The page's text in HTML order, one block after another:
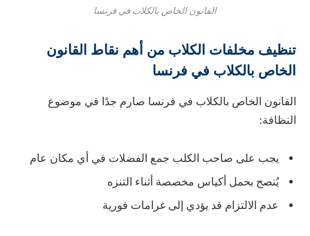
القانون الخاص بالكلاب في فرنسا
تنظيف مخلفات الكلاب من أهم نقاط القانون
الخاص بالكلاب في فرنسا
القانون الخاص بالكلاب في فرنسا صارم جدًا في موضوع
النظافة:
يجب على صاحب الكلب جمع الفضلات في أي مكان عام
يُنصح بحمل أكياس مخصصة أثناء التنزه
عدم الالتزام قد يؤدي إلى غرامات فورية